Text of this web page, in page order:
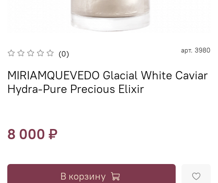
(0) арт. 3980
MIRIAMQUEVEDO Glacial White Caviar
Hydra-Pure Precious Elixir
8 000 ₽
В корзину